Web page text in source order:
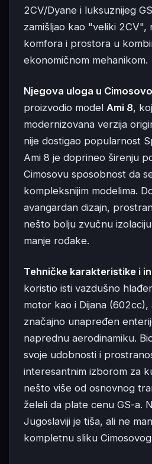
2CV/Dyane i luksuznijeg
zamišljao kao "veliki 2CV",
komfora i prostora u
ekonomičnom mehanikom.
Njegova uloga u
proizvodio model Ami 8,
modernizovana verzija
nije dostigao popularnost
Ami 8 je doprineo širenju
Cimosovu sposobnost da
kompleksnijim modelima.
avangardan dizajn,
nešto bolju zvučnu
manje rođake.
Tehničke karakteristike i
koristio isti vazdušno
motor kao i Dijana (602cc),
značajno unapređen
naprednu aerodinamiku.
svoje udobnosti i
interesantnim izborom za
nešto više od osnovnog
želeli da plate cenu GS-a.
Jugoslaviji je tiša, ali ne
kompletnu sliku